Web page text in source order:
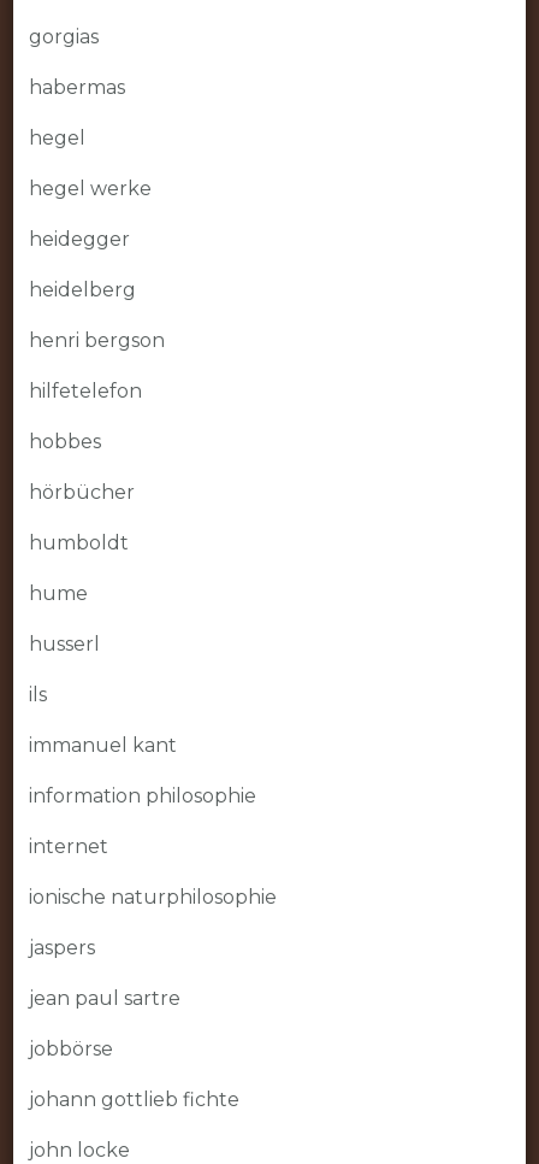
gorgias
habermas
hegel
hegel werke
heidegger
heidelberg
henri bergson
hilfetelefon
hobbes
hörbücher
humboldt
hume
husserl
ils
immanuel kant
information philosophie
internet
ionische naturphilosophie
jaspers
jean paul sartre
jobbörse
johann gottlieb fichte
john locke